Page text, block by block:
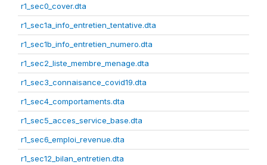
r1_sec0_cover.dta
r1_sec1a_info_entretien_tentative.dta
r1_sec1b_info_entretien_numero.dta
r1_sec2_liste_membre_menage.dta
r1_sec3_connaisance_covid19.dta
r1_sec4_comportaments.dta
r1_sec5_acces_service_base.dta
r1_sec6_emploi_revenue.dta
r1_sec12_bilan_entretien.dta